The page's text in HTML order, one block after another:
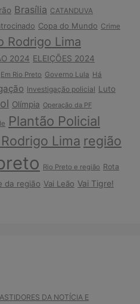
Brasília CATANDUVA
Copa do Mundo Crime
Rodrigo Lima
2024 ELEIÇÕES 2024
Em Rio Preto Governo Lula Há
Investigação policial Luto
Olímpia Operação da PF
Plantão Policial
Lima região
Rio Preto e região Rota
da região Vai Leão Vai Tigre!
DA NOTÍCIA E